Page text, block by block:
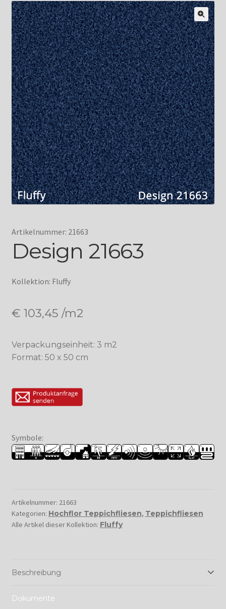
Artikelnummer: 21663
Design 21663
Kollektion: Fluffy
€ 103,45 /m2
Verpackungseinheit: 3 m2
Format: 50 x 50 cm
Symbole:
Artikelnummer: 21663
Kategorien: Hochflor Teppichfliesen, Teppichfliesen
Alle Artikel dieser Kollektion: Fluffy
Beschreibung
Dokumente